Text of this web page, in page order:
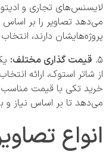
لایسنس‌های تجاری و
می‌دهد تصاویر را بر
پروژه‌هایشان دارند،
قیمت گذاری مختلف:
از شاتر استوک، ارائه
خرید تکی با قیمت
می‌دهد تا بر اساس نیاز و
انواع